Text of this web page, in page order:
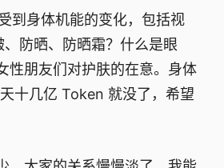
到身体机能的变化，包括视
防晒、防晒霜？什么是眼
性朋友们对护肤的在意。身体
十几亿 Token 就没了，希望